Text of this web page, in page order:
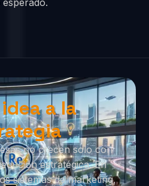
a la
no crecen solo con
estratégica. En
sistemas de marketing,